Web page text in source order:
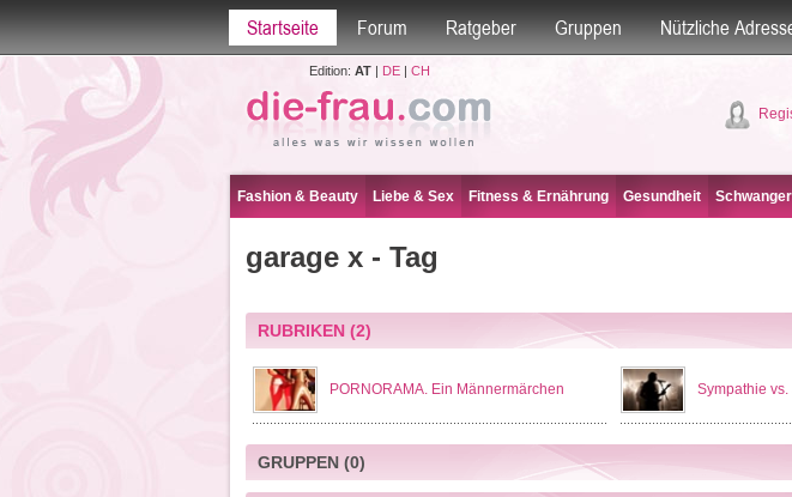
Startseite Forum Ratgeber Gruppen Nützliche
Edition: AT| DE| CH
Fashion & Beauty Liebe & Sex Fitness & Ernährung Gesundheit
garage x - Tag
RUBRIKEN(2)
PORNORAMA. Ein Männermärchen Sympathie vs.
GRUPPEN(0)